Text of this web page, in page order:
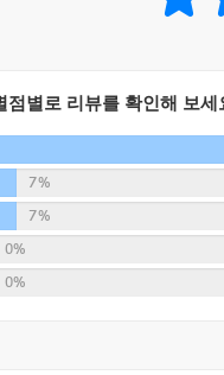
보았다. 한국추리작가협
으로 타 장르와의 적극
할을 수행할 〈계간 미
이름 지은 이유이다.
점별로 리뷰를 확인해 보세
7%
7%
0%
0%